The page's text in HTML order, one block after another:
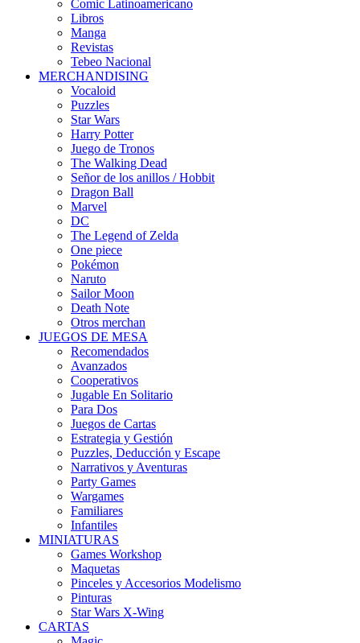
Comic Latinoamericano
Libros
Manga
Revistas
Tebeo Nacional
MERCHANDISING
Vocaloid
Puzzles
Star Wars
Harry Potter
Juego de Tronos
The Walking Dead
Señor de los anillos / Hobbit
Dragon Ball
Marvel
DC
The Legend of Zelda
One piece
Pokémon
Naruto
Sailor Moon
Death Note
Otros merchan
JUEGOS DE MESA
Recomendados
Avanzados
Cooperativos
Jugable En Solitario
Para Dos
Juegos de Cartas
Estrategia y Gestión
Puzzles, Deducción y Escape
Narrativos y Aventuras
Party Games
Wargames
Familiares
Infantiles
MINIATURAS
Games Workshop
Maquetas
Pinceles y Accesorios Modelismo
Pinturas
Star Wars X-Wing
CARTAS